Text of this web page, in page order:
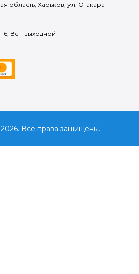
область, Харьков, ул. Отакара
Вс – выходной
Все права защищены.